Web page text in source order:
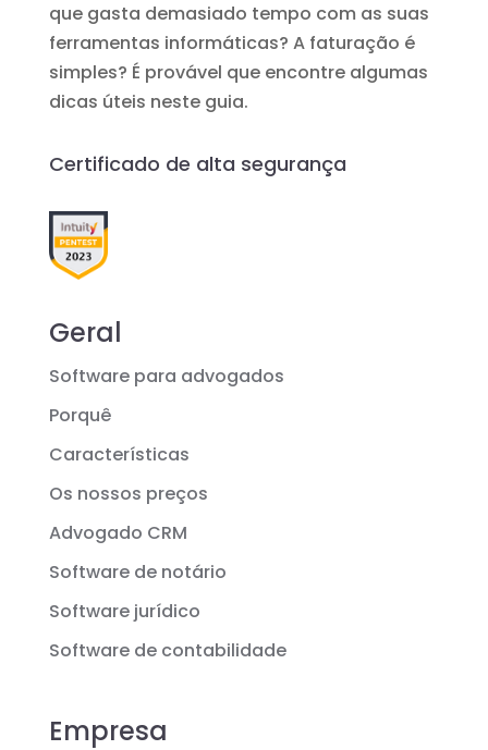
que gasta demasiado tempo com as suas
ferramentas informáticas? A faturação é
simples? É provável que encontre algumas
dicas úteis neste guia.
Certificado de alta segurança
Geral
Software para advogados
Porquê
Características
Os nossos preços
Advogado CRM
Software de notário
Software jurídico
Software de contabilidade
Empresa